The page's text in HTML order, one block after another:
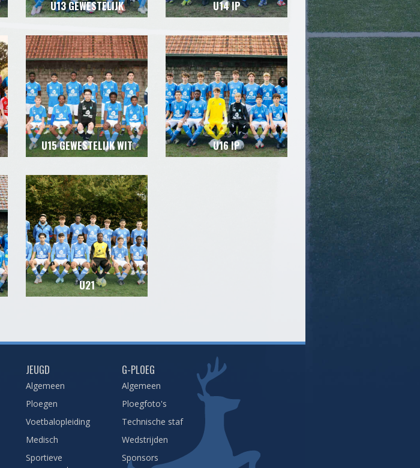
U13 GEWESTELIJK U14 IP
U15 GEWESTELIJK WIT U16 IP
U21
JEUGD
Algemeen
Ploegen
Voetbalopleiding
Medisch
Sportieve
G-PLOEG
Algemeen
Ploegfoto's
Technische staf
Wedstrijden
Sponsors